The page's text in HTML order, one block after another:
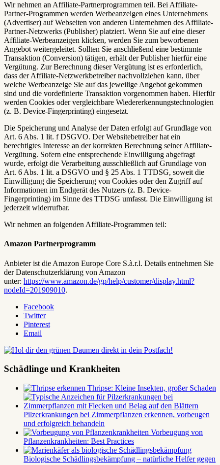
Wir nehmen an Affiliate-Partnerprogrammen teil. Bei Affiliate-
Partner-Programmen werden Werbeanzeigen eines Unternehmens
(Advertiser) auf Webseiten von anderen Unternehmen des Affiliate-
Partner-Netzwerks (Publisher) platziert. Wenn Sie auf eine dieser
Affiliate-Werbeanzeigen klicken, werden Sie zum beworbenen
Angebot weitergeleitet. Sollten Sie anschließend eine bestimmte
Transaktion (Conversion) tätigen, erhält der Publisher hierfür eine
Vergütung. Zur Berechnung dieser Vergütung ist es erforderlich,
dass der Affiliate-Netzwerkbetreiber nachvollziehen kann, über
welche Werbeanzeige Sie auf das jeweilige Angebot gekommen
sind und die vordefinierte Transaktion vorgenommen haben. Hierfür
werden Cookies oder vergleichbare Wiedererkennungstechnologien
(z. B. Device-Fingerprinting) eingesetzt.
Die Speicherung und Analyse der Daten erfolgt auf Grundlage von
Art. 6 Abs. 1 lit. f DSGVO. Der Websitebetreiber hat ein
berechtigtes Interesse an der korrekten Berechnung seiner Affiliate-
Vergütung. Sofern eine entsprechende Einwilligung abgefragt
wurde, erfolgt die Verarbeitung ausschließlich auf Grundlage von
Art. 6 Abs. 1 lit. a DSGVO und § 25 Abs. 1 TTDSG, soweit die
Einwilligung die Speicherung von Cookies oder den Zugriff auf
Informationen im Endgerät des Nutzers (z. B. Device-
Fingerprinting) im Sinne des TTDSG umfasst. Die Einwilligung ist
jederzeit widerrufbar.
Wir nehmen an folgenden Affiliate-Programmen teil:
Amazon Partner­programm
Anbieter ist die Amazon Europe Core S.à.r.l. Details entnehmen Sie
der Datenschutzerklärung von Amazon
unter: https://www.amazon.de/gp/help/customer/display.html?
nodeId=201909010.
Facebook
Twitter
Pinterest
Email
Schädlinge und Krankheiten
Thripse: Kleine Insekten, großer Schaden
Pilzerkrankungen bei Zimmerpflanzen erkennen, vorbeugen
und erfolgreich behandeln
Vorbeugung von
Pflanzenkrankheiten: Best Practices
Biologische Schädlingsbekämpfung – natürliche Helfer gegen